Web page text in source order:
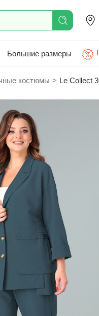
Большие размеры
костюмы > Le Collect